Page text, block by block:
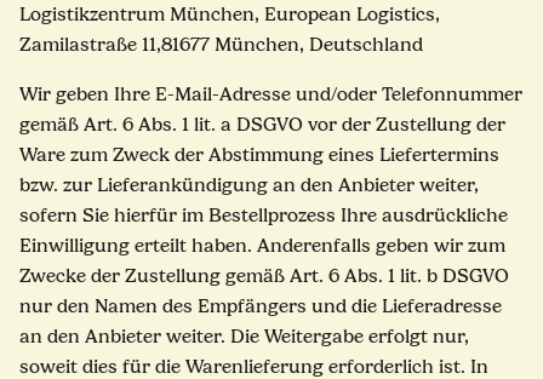
Logistikzentrum München, European Logistics,
Zamilastraße 11,81677 München, Deutschland
Wir geben Ihre E-Mail-Adresse und/oder Telefonnummer
gemäß Art. 6 Abs. 1 lit. a DSGVO vor der Zustellung der
Ware zum Zweck der Abstimmung eines Liefertermins
bzw. zur Lieferankündigung an den Anbieter weiter,
sofern Sie hierfür im Bestellprozess Ihre ausdrückliche
Einwilligung erteilt haben. Anderenfalls geben wir zum
Zwecke der Zustellung gemäß Art. 6 Abs. 1 lit. b DSGVO
nur den Namen des Empfängers und die Lieferadresse
an den Anbieter weiter. Die Weitergabe erfolgt nur,
soweit dies für die Warenlieferung erforderlich ist. In